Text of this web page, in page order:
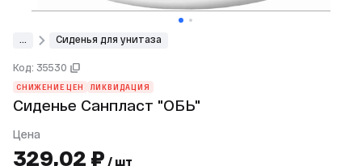
Сиденья для унитаза
Код: 35530
СНИЖЕНИЕ ЦЕН ЛИКВИДАЦИЯ
Сиденье Санпласт "ОБЬ"
Цена
329,02 ₽ / шт